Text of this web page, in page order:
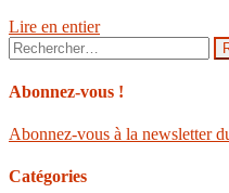
Lire en entier
Rechercher :
Abonnez-vous !
Abonnez-vous à la newsletter
Catégories